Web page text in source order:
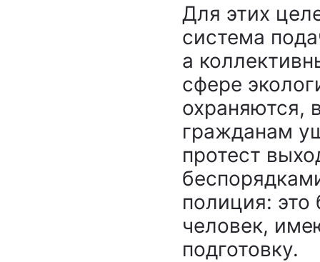
Для этих
система
а
сфере
охраняются,
гражданам
протест
полиция:
человек,
подготовку.